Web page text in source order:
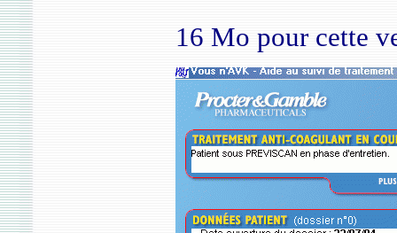
16 Mo pour cette